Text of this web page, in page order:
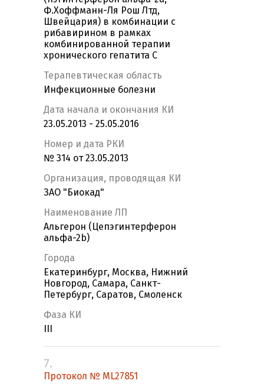
Ф.Хоффманн-Ля Рош Лтд,
Швейцария) в комбинации с
рибавирином в рамках
комбинированной терапии
хронического гепатита С
Терапевтическая область
Инфекционные болезни
Дата начала и окончания КИ
23.05.2013 - 25.05.2016
Номер и дата РКИ
№ 314 от 23.05.2013
Организация, проводящая КИ
ЗАО "Биокад"
Наименование ЛП
Альгерон (Цепэгинтерферон
альфа-2b)
Города
Екатеринбург, Москва, Нижний
Новгород, Самара, Санкт-
Петербург, Саратов, Смоленск
Фаза КИ
7.
Протокол № ML27851